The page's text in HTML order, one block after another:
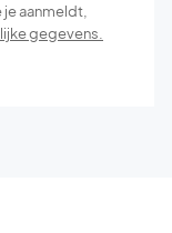
aanmeldt,
gegevens.